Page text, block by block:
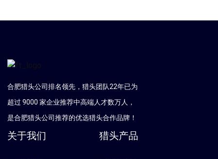
合肥猎头公司排名领先，猎头团队22年已为
超过 9000 家企业推荐中高端人才数万人，
是合肥猎头公司推荐的优选猎头合作品牌！
关于我们 猎头产品